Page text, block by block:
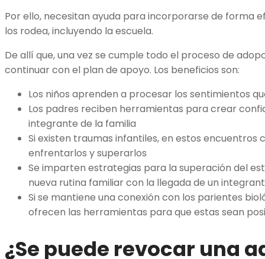
Por ello, necesitan ayuda para incorporarse de forma
los rodea, incluyendo la escuela.
De allí que, una vez se cumple todo el proceso de
continuar con el plan de apoyo. Los beneficios son:
Los niños aprenden a procesar los sentimientos
Los padres reciben herramientas para crear
integrante de la familia
Si existen traumas infantiles, en estos encuentros
enfrentarlos y superarlos
Se imparten estrategias para la superación del
nueva rutina familiar con la llegada de un
Si se mantiene una conexión con los parientes
ofrecen las herramientas para que estas sean
¿Se puede revocar una